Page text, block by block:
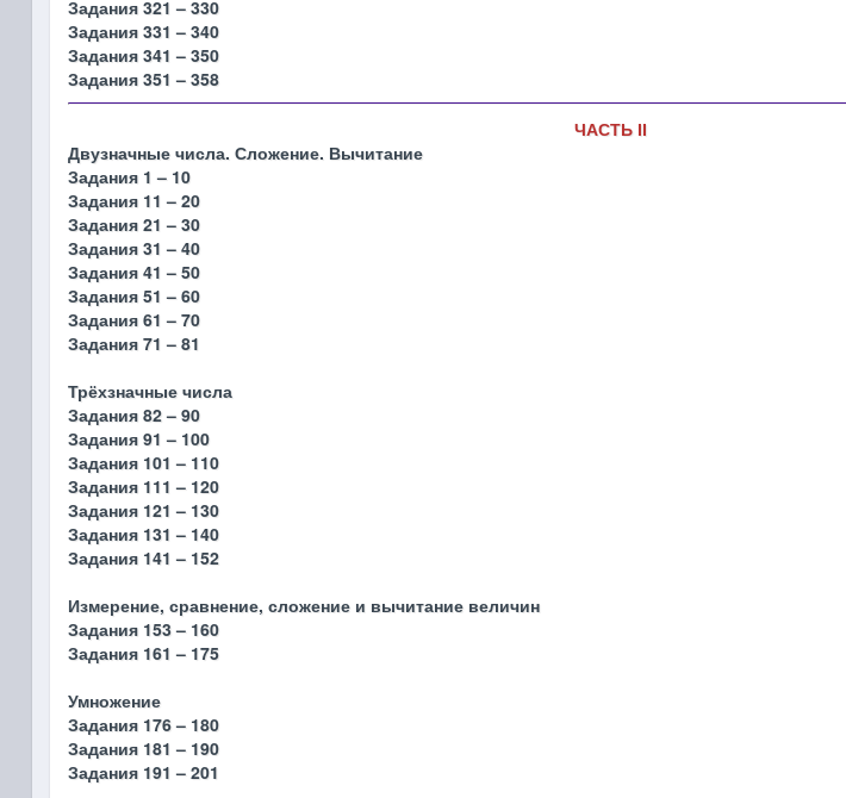
Задания 321 – 330
Задания 331 – 340
Задания 341 – 350
Задания 351 – 358
ЧАСТЬ ІІ
Двузначные числа. Сложение. Вычитание
Задания 1 – 10
Задания 11 – 20
Задания 21 – 30
Задания 31 – 40
Задания 41 – 50
Задания 51 – 60
Задания 61 – 70
Задания 71 – 81
Трёхзначные числа
Задания 82 – 90
Задания 91 – 100
Задания 101 – 110
Задания 111 – 120
Задания 121 – 130
Задания 131 – 140
Задания 141 – 152
Измерение, сравнение, сложение и вычитание величин
Задания 153 – 160
Задания 161 – 175
Умножение
Задания 176 – 180
Задания 181 – 190
Задания 191 – 201